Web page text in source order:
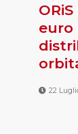
euro
22